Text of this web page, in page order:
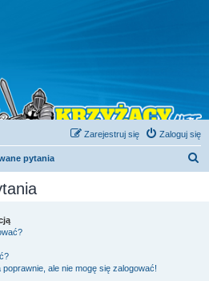
Zaloguj się
Zarejestruj się
pytania
ale nie mogę się zalogować!